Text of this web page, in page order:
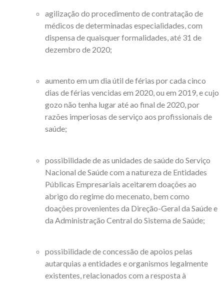
agilização do procedimento de contratação de
médicos de determinadas especialidades, com
dispensa de quaisquer formalidades, até 31 de
dezembro de 2020;
aumento em um dia útil de férias por cada cinco
dias de férias vencidas em 2020, ou em 2019, e cujo
gozo não tenha lugar até ao final de 2020, por
razões imperiosas de serviço aos profissionais de
saúde;
possibilidade de as unidades de saúde do Serviço
Nacional de Saúde com a natureza de Entidades
Públicas Empresariais aceitarem doações ao
abrigo do regime do mecenato, bem como
doações provenientes da Direção-Geral da Saúde e
da Administração Central do Sistema de Saúde;
possibilidade de concessão de apoios pelas
autarquias a entidades e organismos legalmente
existentes, relacionados com a resposta à